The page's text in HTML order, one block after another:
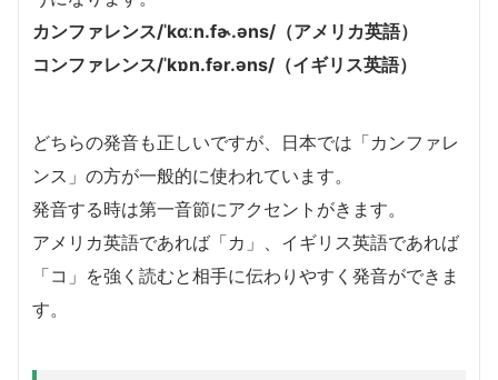
カンファレンス/ˈkɑːn.fɚ.əns/（アメリカ英語）
コンファレンス/ˈkɒn.fər.əns/（イギリス英語）
どちらの発音も正しいですが、日本では「カンファレ
ンス」の方が一般的に使われています。
発音する時は第一音節にアクセントがきます。
アメリカ英語であれば「カ」、イギリス英語であれば
「コ」を強く読むと相手に伝わりやすく発音ができま
す。